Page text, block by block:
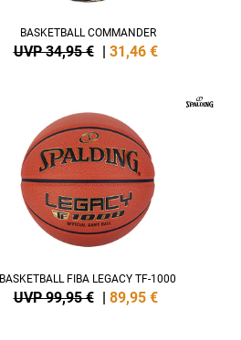
BASKETBALL COMMANDER
UVP 34,95 € | 31,46 €
BASKETBALL FIBA LEGACY TF-1000
UVP 99,95 € | 89,95 €